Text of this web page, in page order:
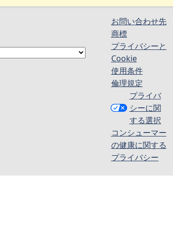
お問い合わせ先
商標
プライバシーと
Cookie
使用条件
倫理規定
プライバ
シーに関
する選択
コンシューマー
の健康に関する
プライバシー